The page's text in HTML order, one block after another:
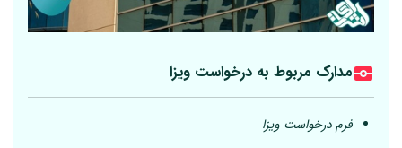
مدارک مربوط به درخواست ویزا
فرم درخواست ویزا